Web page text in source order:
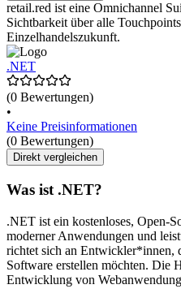
retail.red ist eine Omnichannel
Sichtbarkeit über alle
Einzelhandelszukunft.
.NET
(0 Bewertungen)
•
Keine Preisinformationen
(0 Bewertungen)
Direkt vergleichen
Was ist .NET?
.NET ist ein kostenloses, Open-
moderner Anwendungen und
richtet sich an Entwickler*innen,
Software erstellen möchten. Die
Entwicklung von